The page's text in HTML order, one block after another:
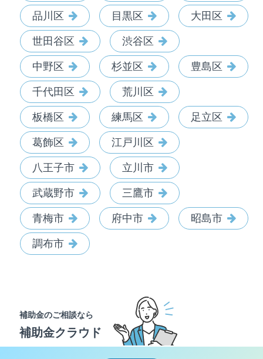
品川区 目黒区 大田区
世田谷区 渋谷区
中野区 杉並区 豊島区
千代田区 荒川区
板橋区 練馬区 足立区
葛飾区 江戸川区
八王子市 立川市
武蔵野市 三鷹市
青梅市 府中市 昭島市
調布市
補助金のご相談なら
補助金クラウド